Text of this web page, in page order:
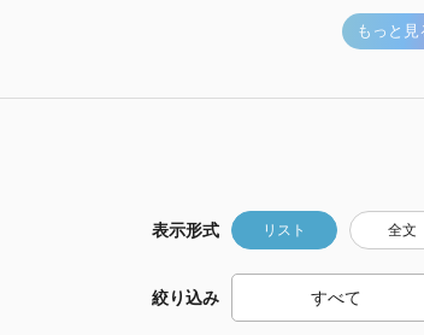
もっと見
表示形式 リスト 全文
絞り込み